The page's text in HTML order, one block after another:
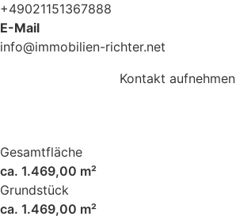
+49021151367888
E-Mail
info@immobilien-richter.net
Kontakt aufnehmen
Gesamtfläche
ca. 1.469,00 m²
Grundstück
ca. 1.469,00 m²